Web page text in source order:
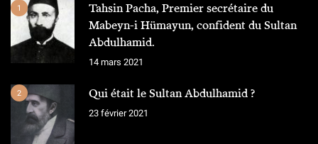
1
Tahsin Pacha, Premier secrétaire du
Mabeyn-i Hümayun, confident du Sultan
Abdulhamid.
14 mars 2021
2 Qui était le Sultan Abdulhamid ?
23 février 2021